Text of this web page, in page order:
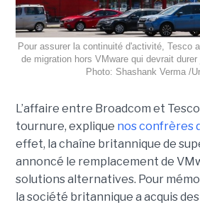
Pour assurer la continuité d'activité, Tesco
de migration hors VMware qui devrait
Photo: Shashank Verma /
L’affaire entre Broadcom et
tournure, explique nos confrères
effet, la chaîne britannique de
annoncé le remplacement de
solutions alternatives. Pour
la société britannique a acquis